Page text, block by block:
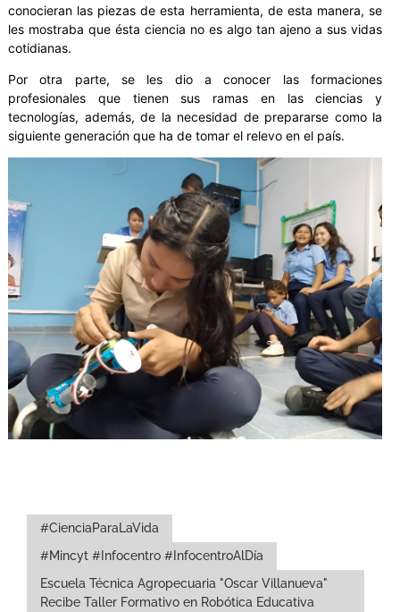
conocieran las piezas de esta herramienta, de esta manera, se
les mostraba que ésta ciencia no es algo tan ajeno a sus vidas
cotidianas.
Por otra parte, se les dio a conocer las formaciones
profesionales que tienen sus ramas en las ciencias y
tecnologías, además, de la necesidad de prepararse como la
siguiente generación que ha de tomar el relevo en el país.
#CienciaParaLaVida
#Mincyt #Infocentro #InfocentroAlDía
Escuela Técnica Agropecuaria "Oscar Villanueva"
Recibe Taller Formativo en Robótica Educativa